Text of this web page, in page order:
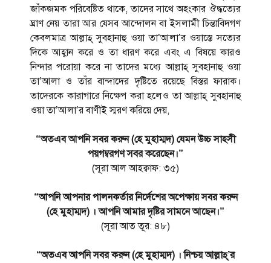
জাঁকজমক পরিবেষ্টিত থাকে, তাদের সাথে অহংকার ঔদ্ধত্যের
ঘ্রাণ নেয় তারা আর যেসব আন্দোলন বা ইসলামী চিন্তাবিদগণ
কেবলমাত্র আল্লাহ্ সুবহানাহু ওয়া তা’আলা’র ওয়াস্তে সত্যের
দিকে আহ্বান করে ও তা ধারণ করে এবং এ বিষয়ে কারও
নিন্দার পরোয়া করে না তাদের মধ্যে আল্লাহ্ সুবহানাহু ওয়া
তা’আলা ও তাঁর বান্দাদের দৃষ্টিতে রয়েছে বিস্তর ফারাক।
তাদেরকে কারাগারে নিক্ষেপ করা হলেও তা আল্লাহ্ সুবহানাহু
ওয়া তা’আলা’র বাণীই স্মরণ করিয়ে দেয়,
“অতএব আপনি সবর করুন (হে মুহাম্মদ) যেমন উচ্চ সাহসী
পয়গম্বরগণ সবর করেছেন।”
(সূরা আল আহক্বাফ: ৩৫)
“আপনি আপনার পালনকর্তার নির্দেশের অপেক্ষায় সবর করুন
(হে মুহাম্মদ) । আপনি আমার দৃষ্টির সামনে আছেন।”
(সূরা আত তূর: ৪৮)
“অতএব আপনি সবর করুন (হে মুহাম্মদ) । নিশ্চয় আল্লাহ্’র